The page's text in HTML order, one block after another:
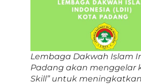
Lembaga Dakwah Islam
Padang akan menggelar
Skill” untuk